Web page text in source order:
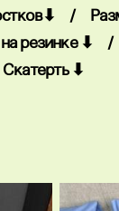
/
резинке ⬇ /
Скатерть ⬇